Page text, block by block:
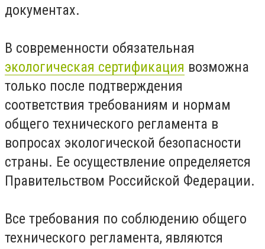
документах.
В современности обязательная
экологическая сертификация возможна
только после подтверждения
соответствия требованиям и нормам
общего технического регламента в
вопросах экологической безопасности
страны. Ее осуществление определяется
Правительством Российской Федерации.
Все требования по соблюдению общего
технического регламента, являются